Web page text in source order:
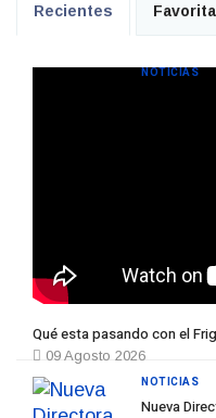
Recientes
Qué esta pasando con el
09 Agosto 2026
NOTICIAS
Nueva
NOTICIAS